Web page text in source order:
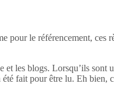
le référencement, ces
les blogs. Lorsqu’ils sont
fait pour être lu. Eh bien,